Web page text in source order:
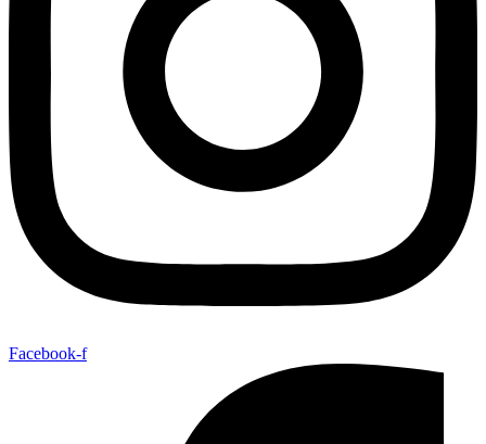
Facebook-f